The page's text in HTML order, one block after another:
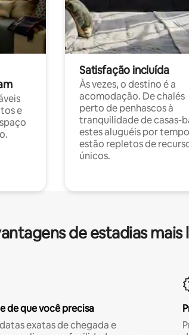
e
Satisfação incluída
Às vezes, o destino é a
acomodação. De chalés
perto de penhascos à
tranquilidade de casas-
estes aluguéis por
estão repletos de
únicos.
de estadias mais
de que você precisa
exatas de chegada e